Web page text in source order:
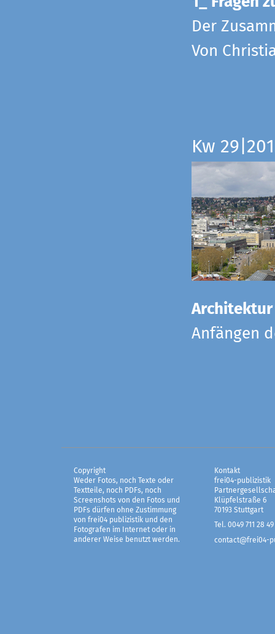
Der
Von
Kw
Anfängen
Copyright
Weder Fotos, noch Texte oder
Textteile, noch PDFs, noch
Screenshots von den Fotos und
PDFs dürfen ohne Zustimmung
von frei04 publizistik und den
Fotografen im Internet oder in
anderer Weise benutzt werden.
Kontakt
frei04-publizistik
Klüpfelstraße 6
70193 Stuttgart
Tel. 0049 711 28 49
contact@frei04-